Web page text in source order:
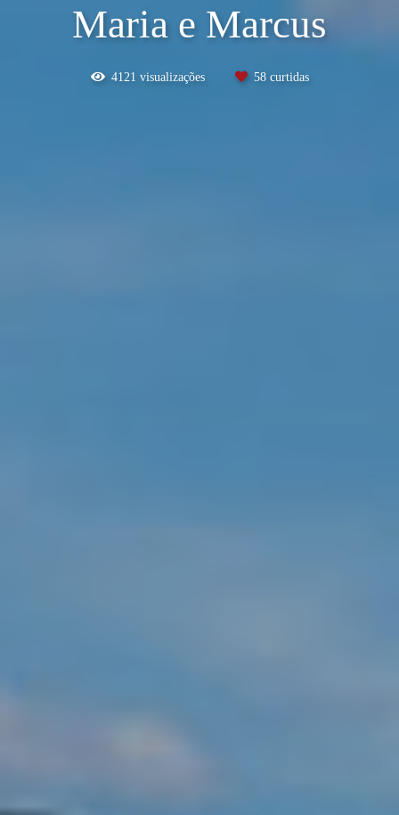
Maria e Marcus
4121 visualizações 58curtidas